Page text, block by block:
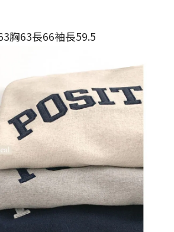
胸63長66袖長59.5